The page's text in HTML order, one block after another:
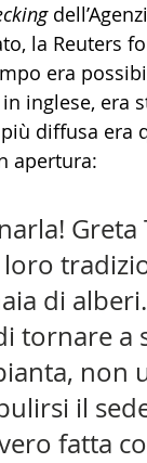
la Reuters
era
inglese, era
diffusa era
apertura:
Greta
di
tornare a
non
il
fatta